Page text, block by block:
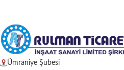
Ümraniye Şubesi